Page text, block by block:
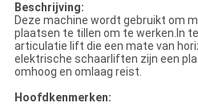
Beschrijving:
Deze machine wordt gebruikt om
plaatsen te tillen om te werken.In
articulatie lift die een mate van
elektrische schaarliften zijn een
omhoog en omlaag reist.
Hoofdkenmerken: